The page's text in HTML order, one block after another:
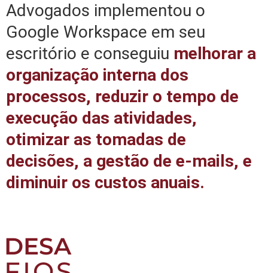
Advogados implementou o
Google Workspace em seu
escritório e conseguiu melhorar a
organização interna dos
processos, reduzir o tempo de
execução das atividades,
otimizar as tomadas de
decisões, a gestão de e-mails, e
diminuir os custos anuais.
DESA